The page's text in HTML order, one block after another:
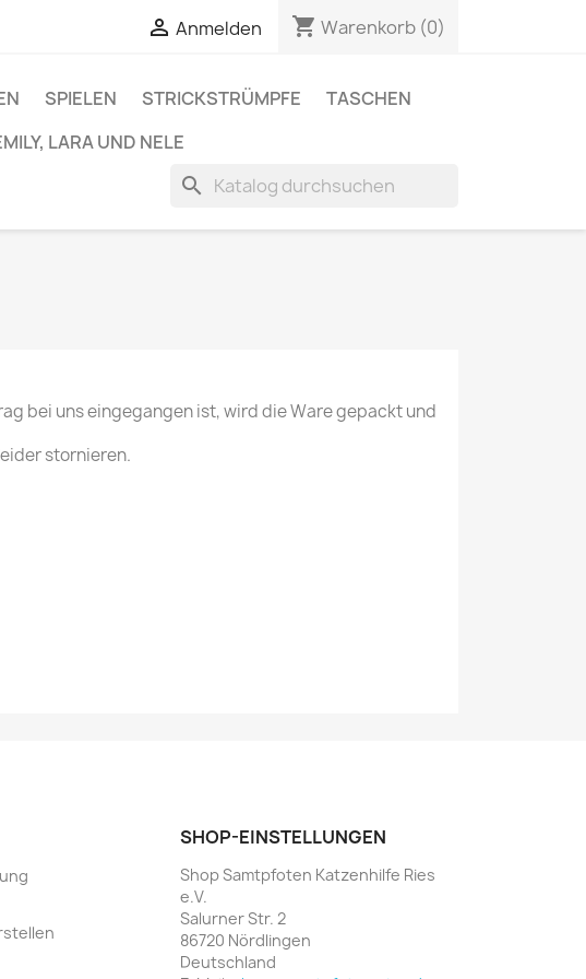
 Anmelden shopping_cart Warenkorb (0)
SPIELEN STRICKSTRÜMPFE
TASCHEN
LARA UND NELE
search
bei uns eingegangen ist, wird die Ware gepackt und
stornieren.
SHOP-EINSTELLUNGEN
Shop Samtpfoten Katzenhilfe Ries
e.V.
Salurner Str. 2
86720 Nördlingen
Deutschland